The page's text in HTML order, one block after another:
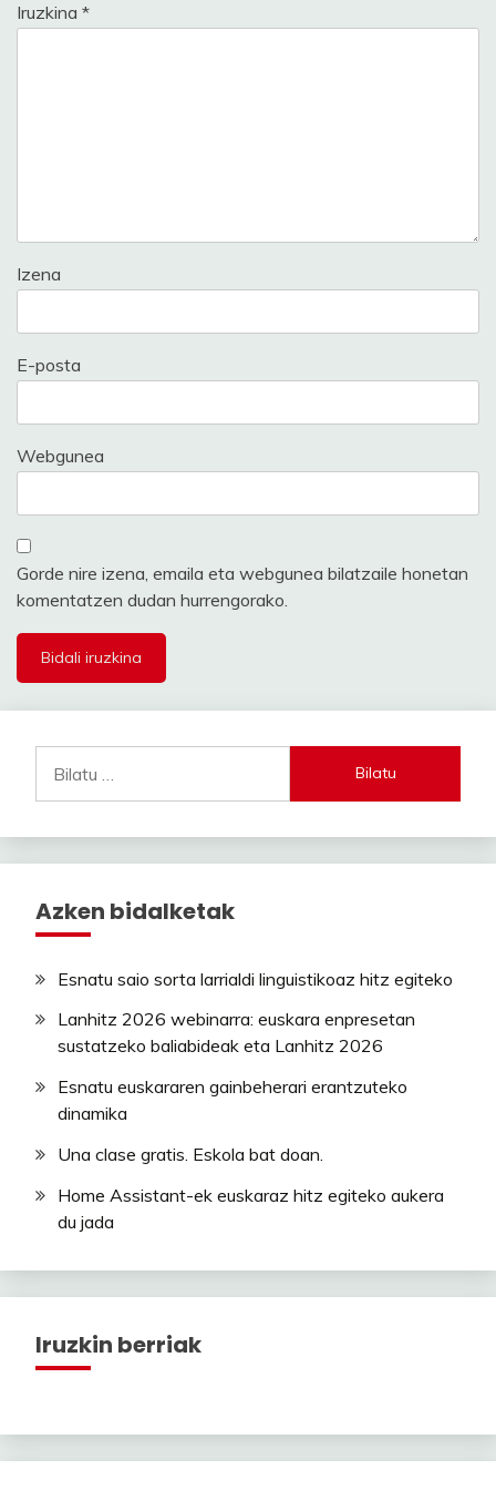
Iruzkina *
Izena
E-posta
Webgunea
Gorde nire izena, emaila eta webgunea bilatzaile honetan
komentatzen dudan hurrengorako.
Azken bidalketak
Esnatu saio sorta larrialdi linguistikoaz hitz egiteko
Lanhitz 2026 webinarra: euskara enpresetan
sustatzeko baliabideak eta Lanhitz 2026
Esnatu euskararen gainbeherari erantzuteko
dinamika
Una clase gratis. Eskola bat doan.
Home Assistant-ek euskaraz hitz egiteko aukera
du jada
Iruzkin berriak